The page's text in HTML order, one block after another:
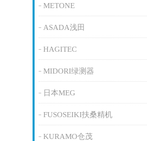
METONE
ASADA浅田
HAGITEC
MIDORI绿测器
日本MEG
FUSOSEIKI扶桑精机
KURAMO仓茂